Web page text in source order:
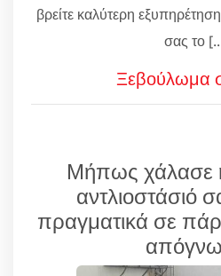
βρείτε καλύτερη
σας το
Ξεβούλωμα
Μήπως χάλασε
αντλιοστάσιό
πραγματικά σε